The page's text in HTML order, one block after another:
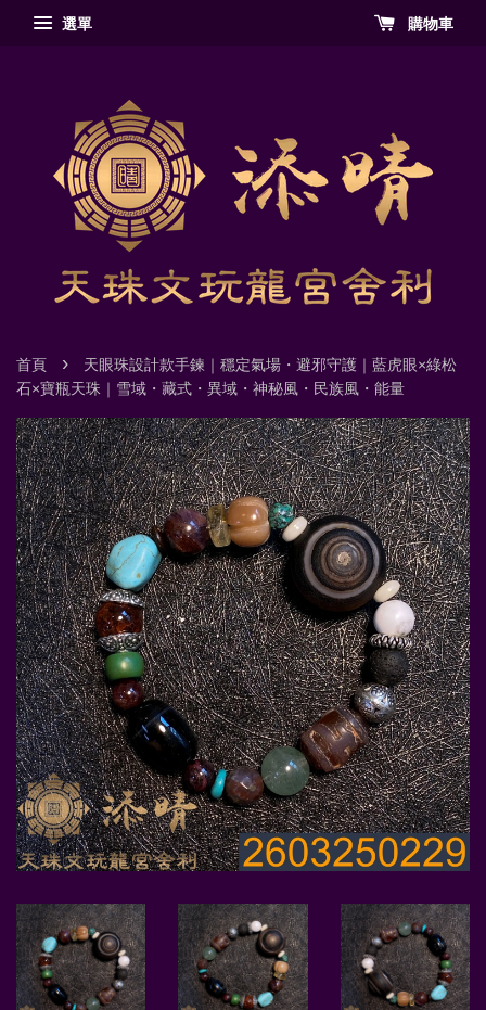
選單 購物車
首頁 ›
天眼珠設計款手鍊｜穩定氣場・避邪守護｜藍虎眼×綠松
石×寶瓶天珠｜雪域・藏式・異域・神秘風・民族風・能量